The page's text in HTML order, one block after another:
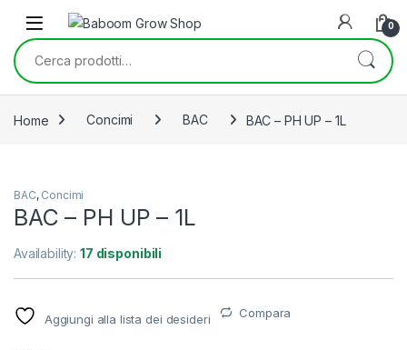
Skip to navigation
Skip to content
0
Cerca:
Home Concimi BAC BAC – PH UP – 1L
BAC, Concimi
BAC – PH UP – 1L
Availability:17 disponibili
Aggiungi alla lista dei desideri Compara